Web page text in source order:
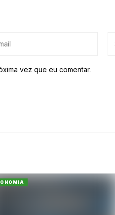
vez que eu comentar.